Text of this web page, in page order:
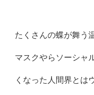
たくさんの蝶が舞う
マスクやらソーシャ
くなった人間界とは